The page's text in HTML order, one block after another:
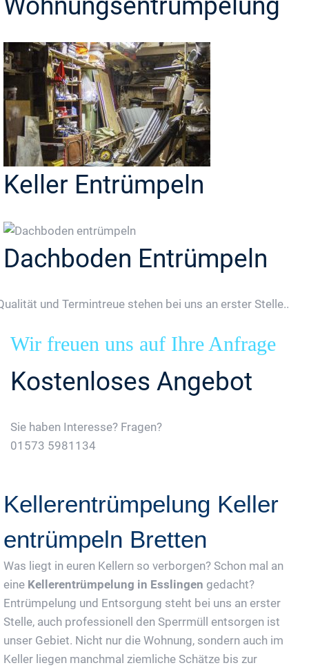
Wohnungsentrümpelung
Keller Entrümpeln
Dachboden Entrümpeln
und Termintreue stehen bei uns an erster Stelle..
Wir freuen uns auf Ihre Anfrage
Kostenloses Angebot
Sie haben Interesse? Fragen?
01573 5981134
Kellerentrümpelung Keller
entrümpeln Bretten
Was liegt in euren Kellern so verborgen? Schon mal an
eine Kellerentrümpelung in Esslingen gedacht?
Entrümpelung und Entsorgung steht bei uns an erster
Stelle, auch professionell den Sperrmüll entsorgen ist
unser Gebiet. Nicht nur die Wohnung, sondern auch im
Keller liegen manchmal ziemliche Schätze bis zur